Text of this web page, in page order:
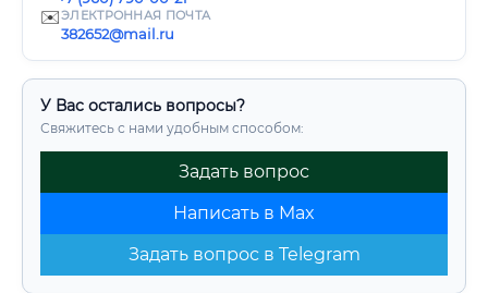
✉️ЭЛЕКТРОННАЯ ПОЧТА
382652@mail.ru
У Вас остались вопросы?
Свяжитесь с нами удобным способом:
Задать вопрос
Написать в Max
Задать вопрос в Telegram